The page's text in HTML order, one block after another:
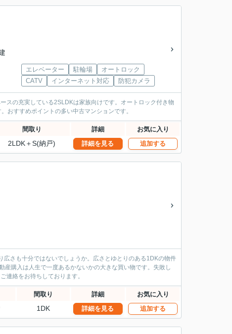
エレベーター 駐輪場
オートロック
CATV
インターネット対応 防犯カメラ
スの充実している2SLDKは家族向けです。オートロック付き物
おすすめポイントの多い中古マンションです。
間取り 詳細 お気に入り
2LDK＋S(納戸) 詳細を見る 追加する
さも十分ではないでしょうか。広さとゆとりのある1DKの物件
購入は人生で一度あるかないかの大きな買い物です。失敗し
連絡をお待ちしております。
間取り 詳細 お気に入り
1DK 詳細を見る 追加する